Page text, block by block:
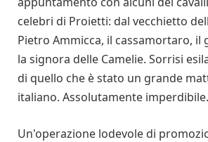
celebri di Proietti: dal vecchietto
Pietro Ammicca, il cassamortaro, il
la signora delle Camelie. Sorrisi
di quello che è stato un grande
italiano. Assolutamente imperdibile.
Un'operazione lodevole di